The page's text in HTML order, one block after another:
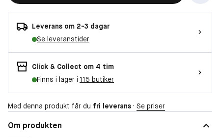
Leverans om 2-3 dagar
Se leveranstider
Click & Collect om 4 tim
Finns i lager i 115 butiker
Med denna produkt får du fri leverans · Se priser
Om produkten